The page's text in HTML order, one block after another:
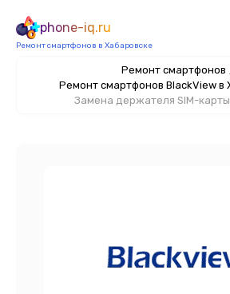
phone-iq.ru
Ремонт смартфонов в Хабаровске
Ремонт смартфонов
Ремонт смартфонов BlackView в
Замена держателя SIM-